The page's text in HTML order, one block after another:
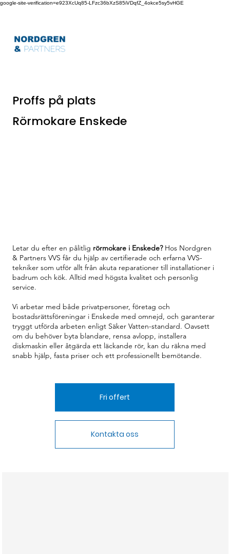
google-site-verification=e923XcUq85-LFzc36bXzS85iVDqfZ_4okce5sy5vHGE
Proffs på plats
Rörmokare Enskede
Letar du efter en pålitlig rörmokare i Enskede? Hos Nordgren
& Partners VVS får du hjälp av certifierade och erfarna VVS-
tekniker som utför allt från akuta reparationer till installationer i
badrum och kök. Alltid med högsta kvalitet och personlig
service.
Vi arbetar med både privatpersoner, företag och
bostadsrättsföreningar i Enskede med omnejd, och garanterar
tryggt utförda arbeten enligt Säker Vatten-standard. Oavsett
om du behöver byta blandare, rensa avlopp, installera
diskmaskin eller åtgärda ett läckande rör, kan du räkna med
snabb hjälp, fasta priser och ett professionellt bemötande.
Fri offert
Kontakta oss